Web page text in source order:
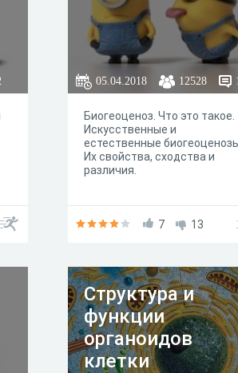
05.04.2018 12528
Биогеоценоз. Что это такое.
Искусственные и
естественные
Их свойства, сходства и
различия.
7 13
Структура и
функции
органоидов
клетки